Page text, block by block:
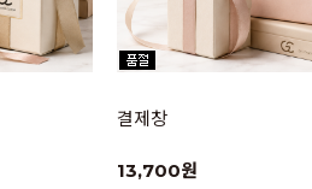
결제창
13,700원